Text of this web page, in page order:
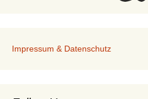
Impressum & Datenschutz